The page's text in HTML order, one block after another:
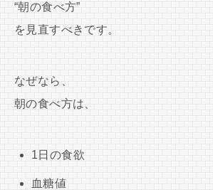
“朝の食べ方”
を見直すべきです。
なぜなら、
朝の食べ方は、
1日の食欲
血糖値